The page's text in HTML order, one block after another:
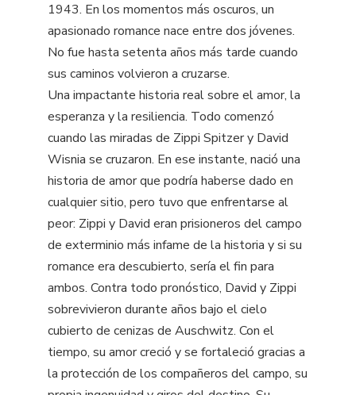
1943. En los momentos más oscuros, un
apasionado romance nace entre dos jóvenes.
No fue hasta setenta años más tarde cuando
sus caminos volvieron a cruzarse.
Una impactante historia real sobre el amor, la
esperanza y la resiliencia. Todo comenzó
cuando las miradas de Zippi Spitzer y David
Wisnia se cruzaron. En ese instante, nació una
historia de amor que podría haberse dado en
cualquier sitio, pero tuvo que enfrentarse al
peor: Zippi y David eran prisioneros del campo
de exterminio más infame de la historia y si su
romance era descubierto, sería el fin para
ambos. Contra todo pronóstico, David y Zippi
sobrevivieron durante años bajo el cielo
cubierto de cenizas de Auschwitz. Con el
tiempo, su amor creció y se fortaleció gracias a
la protección de los compañeros del campo, su